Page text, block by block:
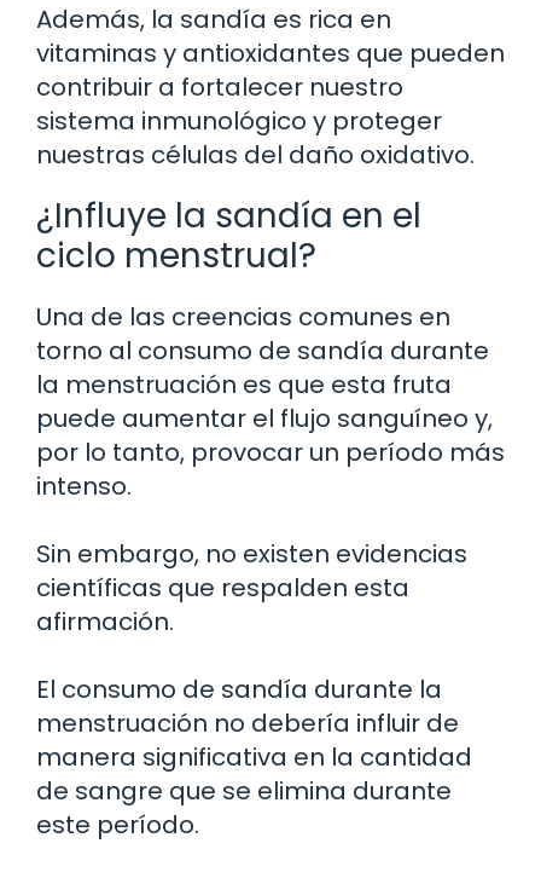
Además, la sandía es rica en
vitaminas y antioxidantes que pueden
contribuir a fortalecer nuestro
sistema inmunológico y proteger
nuestras células del daño oxidativo.
¿Influye la sandía en el
ciclo menstrual?
Una de las creencias comunes en
torno al consumo de sandía durante
la menstruación es que esta fruta
puede aumentar el flujo sanguíneo y,
por lo tanto, provocar un período más
intenso.
Sin embargo, no existen evidencias
científicas que respalden esta
afirmación.
El consumo de sandía durante la
menstruación no debería influir de
manera significativa en la cantidad
de sangre que se elimina durante
este período.